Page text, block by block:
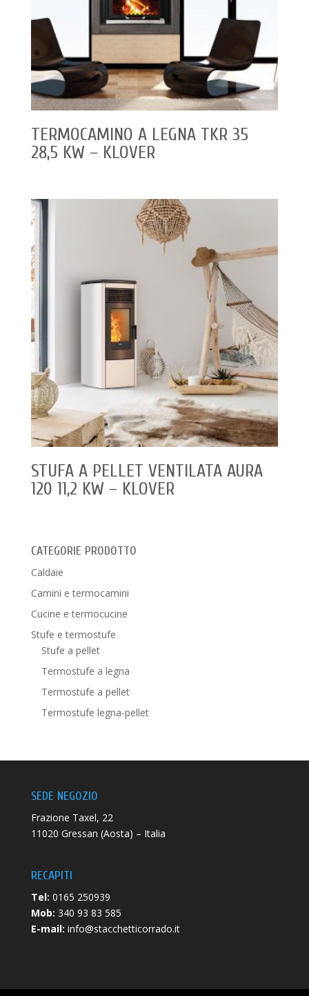
TERMOCAMINO A LEGNA TKR 35
28,5 KW – KLOVER
STUFA A PELLET VENTILATA AURA
120 11,2 KW – KLOVER
CATEGORIE PRODOTTO
Caldaie
Camini e termocamini
Cucine e termocucine
Stufe e termostufe
Stufe a pellet
Termostufe a legna
Termostufe a pellet
Termostufe legna-pellet
SEDE NEGOZIO
Frazione Taxel, 22
11020 Gressan (Aosta) – Italia
RECAPITI
Tel: 0165 250939
Mob: 340 93 83 585
E-mail: info@stacchetticorrado.it